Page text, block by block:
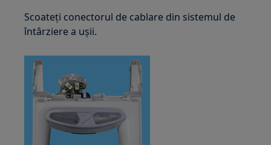
Scoateți conectorul de cablare din sistemul de
întârziere a ușii.